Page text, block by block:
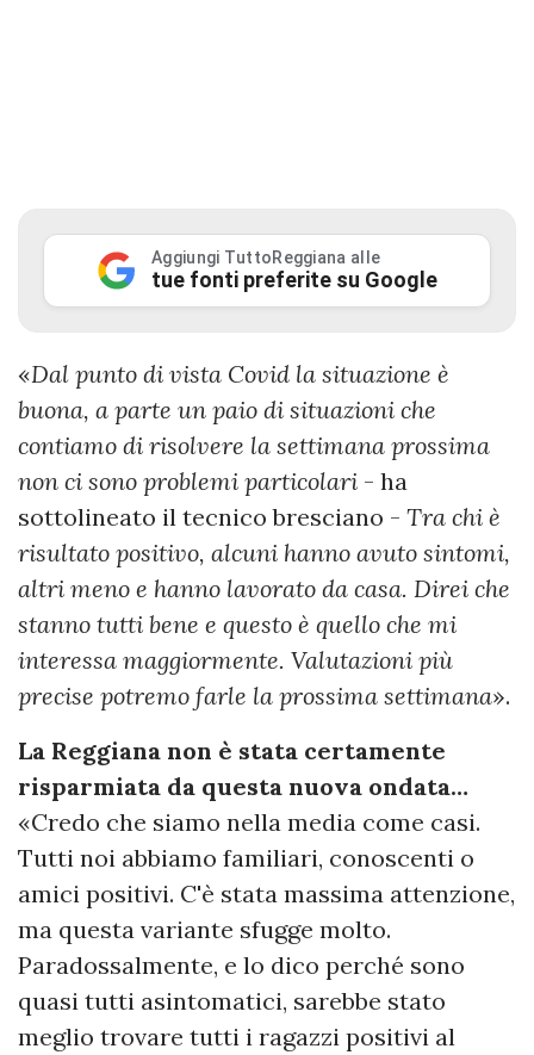
Aggiungi TuttoReggiana alle
tue fonti preferite su Google
«Dal punto di vista Covid la situazione è
buona, a parte un paio di situazioni che
contiamo di risolvere la settimana prossima
non ci sono problemi particolari - ha
sottolineato il tecnico bresciano - Tra chi è
risultato positivo, alcuni hanno avuto sintomi,
altri meno e hanno lavorato da casa. Direi che
stanno tutti bene e questo è quello che mi
interessa maggiormente. Valutazioni più
precise potremo farle la prossima settimana».
La Reggiana non è stata certamente
risparmiata da questa nuova ondata…
«Credo che siamo nella media come casi.
Tutti noi abbiamo familiari, conoscenti o
amici positivi. C'è stata massima attenzione,
ma questa variante sfugge molto.
Paradossalmente, e lo dico perché sono
quasi tutti asintomatici, sarebbe stato
meglio trovare tutti i ragazzi positivi al